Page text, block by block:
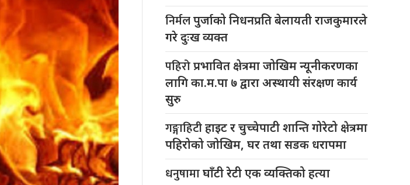
निर्मलपुर्जाको निधनप्रति बेलायती राजकुमारले
गरे दुःख व्यक्त
पहिरोप्रभावित क्षेत्रमा जोखिम न्यूनीकरणका
लागि का.म.पा ७ द्वारा अस्थायी संरक्षण कार्य
सुरु
गङ्गाहिटीहाइट र चुच्चेपाटी शान्ति गोरेटो क्षेत्रमा
पहिरोको जोखिम, घर तथा सडक धरापमा
धनुषामाघाँटी रेटी एक व्यक्तिको हत्या